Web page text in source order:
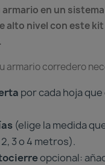
en un
alto nivel con este
armario corredero
por cada hoja
(elige la medida
3 o 4 metros).
opcional: